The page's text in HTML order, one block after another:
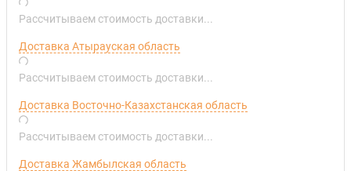
Рассчитываем стоимость доставки...
Доставка Атырауская область
Рассчитываем стоимость доставки...
Доставка Восточно-Казахстанская область
Рассчитываем стоимость доставки...
Доставка Жамбылская область